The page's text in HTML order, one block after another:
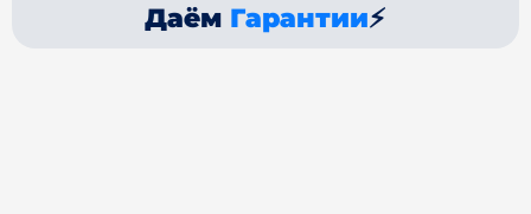
Даём Гарантии⚡